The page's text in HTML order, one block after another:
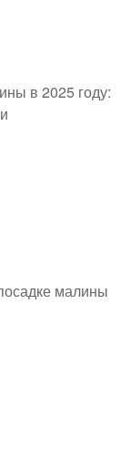
в 2025 году:
малины